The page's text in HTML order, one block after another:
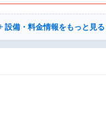
設備・料金情報をもっと見る